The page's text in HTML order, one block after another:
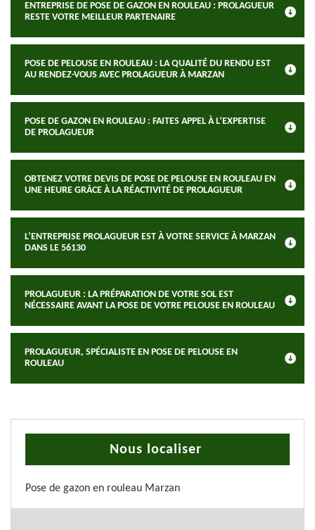
ENTREPRISE DE POSE DE GAZON EN ROULEAU : PROLAGUEUR
RESTE VOTRE MEILLEUR PARTENAIRE
POSE DE PELOUSE EN ROULEAU : LA QUALITÉ DU RENDU EST
AU RENDEZ-VOUS AVEC PROLAGUEUR À MARZAN
POSE DE GAZON EN ROULEAU : FAITES APPEL À L’EXPERTISE
DE PROLAGUEUR
OBTENEZ VOTRE DEVIS DE POSE DE PELOUSE EN ROULEAU EN
UNE HEURE GRÂCE À LA RÉACTIVITÉ DE PROLAGUEUR
L’ENTREPRISE PROLAGUEUR EST À VOTRE SERVICE À MARZAN
DANS LE 56130
PROLAGUEUR : LA PRÉPARATION DE VOTRE SOL EST
NÉCESSAIRE AVANT LA POSE DE VOTRE PELOUSE EN ROULEAU
PROLAGUEUR, SPÉCIALISTE EN POSE DE PELOUSE EN
ROULEAU
Nous localiser
Pose de gazon en rouleau Marzan